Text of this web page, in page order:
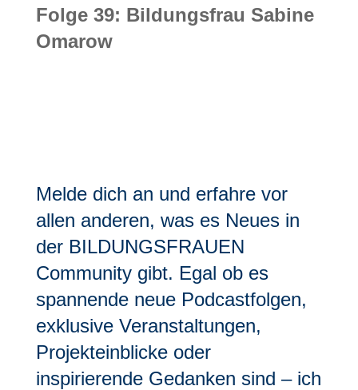
Folge 39: Bildungsfrau Sabine
Omarow
Melde dich an und erfahre vor
allen anderen, was es Neues in
der BILDUNGSFRAUEN
Community gibt. Egal ob es
spannende neue Podcastfolgen,
exklusive Veranstaltungen,
Projekteinblicke oder
inspirierende Gedanken sind – ich